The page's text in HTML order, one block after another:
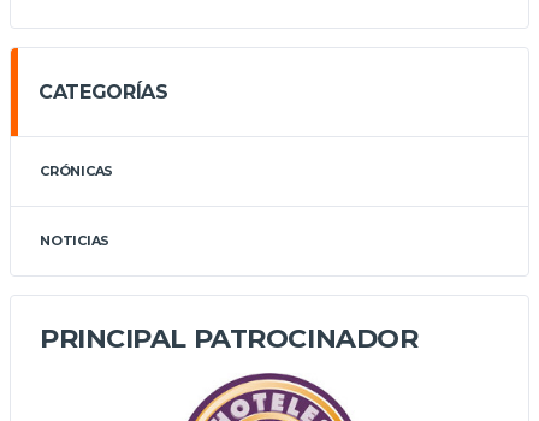
CATEGORÍAS
CRÓNICAS
NOTICIAS
PRINCIPAL PATROCINADOR